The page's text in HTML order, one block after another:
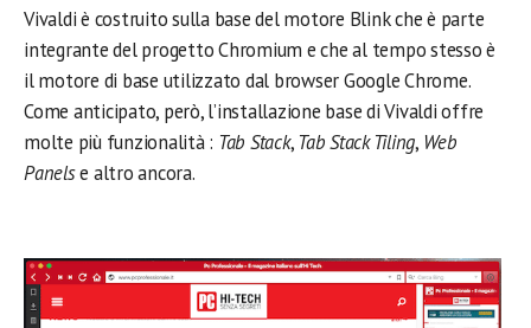
Vivaldi è costruito sulla base del motore Blink che è parte
integrante del progetto Chromium e che al tempo stesso è
il motore di base utilizzato dal browser Google Chrome.
Come anticipato, però, l’installazione base di Vivaldi offre
molte più funzionalità : Tab Stack, Tab Stack Tiling, Web
Panelse altro ancora.